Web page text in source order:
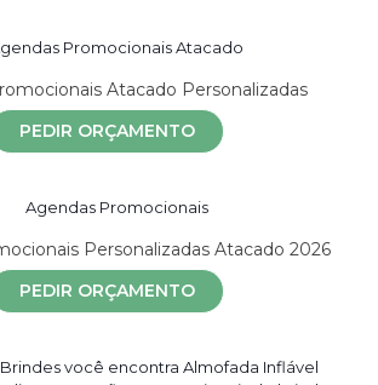
Atacado Personalizadas
PEDIR ORÇAMENTO
Personalizadas Atacado 2026
PEDIR ORÇAMENTO